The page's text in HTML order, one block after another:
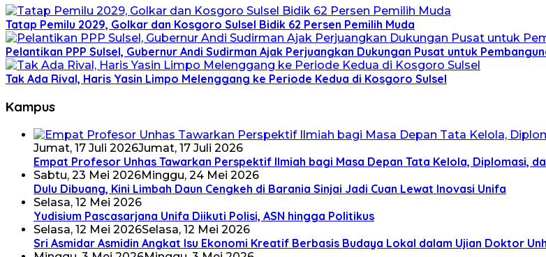
Tatap Pemilu 2029, Golkar dan Kosgoro Sulsel Bidik 62 Persen Pemilih Muda
Pelantikan PPP Sulsel, Gubernur Andi Sudirman Ajak Perjuangkan Dukungan Pusat untuk
Tak Ada Rival, Haris Yasin Limpo Melenggang ke Periode Kedua di Kosgoro Sulsel
Kampus
Jumat, 17 Juli 2026Jumat, 17 Juli 2026
Empat Profesor Unhas Tawarkan Perspektif Ilmiah bagi Masa Depan Tata Kelola, Diplomasi,
Sabtu, 23 Mei 2026Minggu, 24 Mei 2026
Dulu Dibuang, Kini Limbah Daun Cengkeh di Barania Sinjai Jadi Cuan Lewat Inovasi Unifa
Selasa, 12 Mei 2026
Yudisium Pascasarjana Unifa Diikuti Polisi, ASN hingga Politikus
Selasa, 12 Mei 2026Selasa, 12 Mei 2026
Sri Asmidar Asmidin Angkat Isu Ekonomi Kreatif Berbasis Budaya Lokal dalam Ujian Doktor